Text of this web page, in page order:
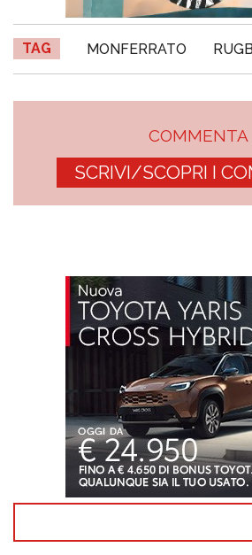
TAG MONFERRATO
COMMENTA
SCRIVI/SCOPRI I